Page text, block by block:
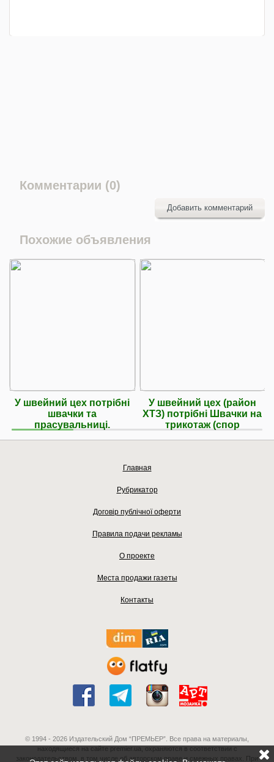
Комментарии (0)
Добавить комментарий
Похожие объявления
У швейний цех потрібні
швачки та
прасувальниці.
У швейний цех (район
ХТЗ) потрібні Швачки на
трикотаж (спор
Главная
Рубрикатор
Договір публічної оферти
Правила подачи рекламы
О проекте
Места продажи газеты
Контакты
© 1994 - 2026 Издательский Дом “ПРЕМЬЕР”. Все права на материалы,
находящиеся на сайте premier.ua, охраняются в соответствии с
законодательством, в том числе об авторском праве и смежных правах. При